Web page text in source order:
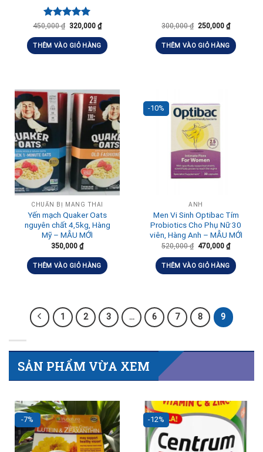
Được xếp
5 sao
450,000₫ 320,000 ₫
THÊM VÀO GIỎ HÀNG
300,000₫ 250,000 ₫
THÊM VÀO GIỎ HÀNG
CHUẨN BỊ MANG THAI
Yến mạch Quaker Oats
nguyên chất 4,5kg, Hàng
Mỹ – MẪU MỚI
350,000 ₫
THÊM VÀO GIỎ HÀNG
-10%
ANH
Men Vi Sinh Optibac Tím
Probiotics Cho Phụ Nữ 30
viên, Hàng Anh – MẪU MỚI
520,000₫ 470,000 ₫
THÊM VÀO GIỎ HÀNG
1 2 3 … 6 7 8 9
SẢN PHẨM VỪA XEM
-7% -12%